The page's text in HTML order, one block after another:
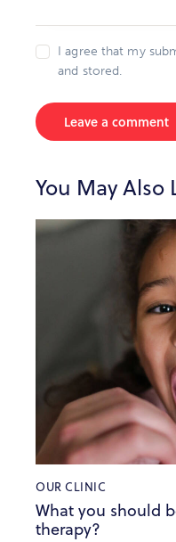
I agree that my
and stored.
You May Also
OUR CLINIC
What you should
therapy?